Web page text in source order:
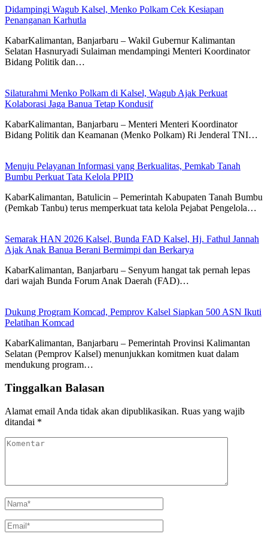
Didampingi Wagub Kalsel, Menko Polkam Cek Kesiapan
Penanganan Karhutla
KabarKalimantan, Banjarbaru – Wakil Gubernur Kalimantan
Selatan Hasnuryadi Sulaiman mendampingi Menteri Koordinator
Bidang Politik dan…
Silaturahmi Menko Polkam di Kalsel, Wagub Ajak Perkuat
Kolaborasi Jaga Banua Tetap Kondusif
KabarKalimantan, Banjarbaru – Menteri Menteri Koordinator
Bidang Politik dan Keamanan (Menko Polkam) Ri Jenderal TNI…
Menuju Pelayanan Informasi yang Berkualitas, Pemkab Tanah
Bumbu Perkuat Tata Kelola PPID
KabarKalimantan, Batulicin – Pemerintah Kabupaten Tanah Bumbu
(Pemkab Tanbu) terus memperkuat tata kelola Pejabat Pengelola…
Semarak HAN 2026 Kalsel, Bunda FAD Kalsel, Hj. Fathul Jannah
Ajak Anak Banua Berani Bermimpi dan Berkarya
KabarKalimantan, Banjarbaru – Senyum hangat tak pernah lepas
dari wajah Bunda Forum Anak Daerah (FAD)…
Dukung Program Komcad, Pemprov Kalsel Siapkan 500 ASN Ikuti
Pelatihan Komcad
KabarKalimantan, Banjarbaru – Pemerintah Provinsi Kalimantan
Selatan (Pemprov Kalsel) menunjukkan komitmen kuat dalam
mendukung program…
Tinggalkan Balasan
Alamat email Anda tidak akan dipublikasikan. Ruas yang wajib
ditandai *